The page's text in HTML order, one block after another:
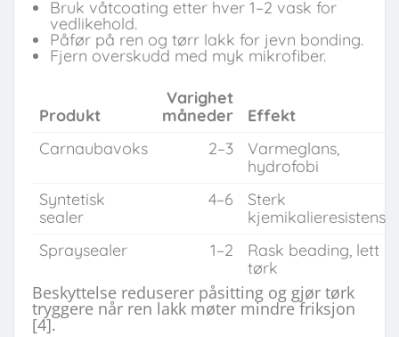
Bruk våtcoating etter hver 1–2 vask for
vedlikehold.
Påfør på ren og tørr lakk for jevn bonding.
Fjern overskudd med myk mikrofiber.
Produkt
Varighet
måneder
Effekt
Carnaubavoks
2–3
Varmeglans,
hydrofobi
Syntetisk
sealer
4–6
Sterk
kjemikalieresistens
Spraysealer
1–2
Rask beading, lett
tørk
Beskyttelse reduserer påsitting og gjør tørk
tryggere når ren lakk møter mindre friksjon
[4].